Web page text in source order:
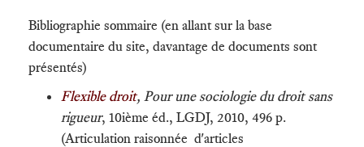
Bibliographie sommaire (en allant sur la base
documentaire du site, davantage de documents sont
présentés)
Flexible droit, Pour une sociologie du droit sans
rigueur, 10ième éd., LGDJ, 2010, 496 p.
(Articulation raisonnée d'articles